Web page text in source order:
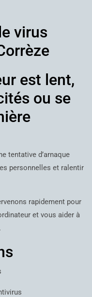
virus
est lent,
ou se
tentative d’arnaque
personnelles et ralentir
rapidement pour
et vous aider à